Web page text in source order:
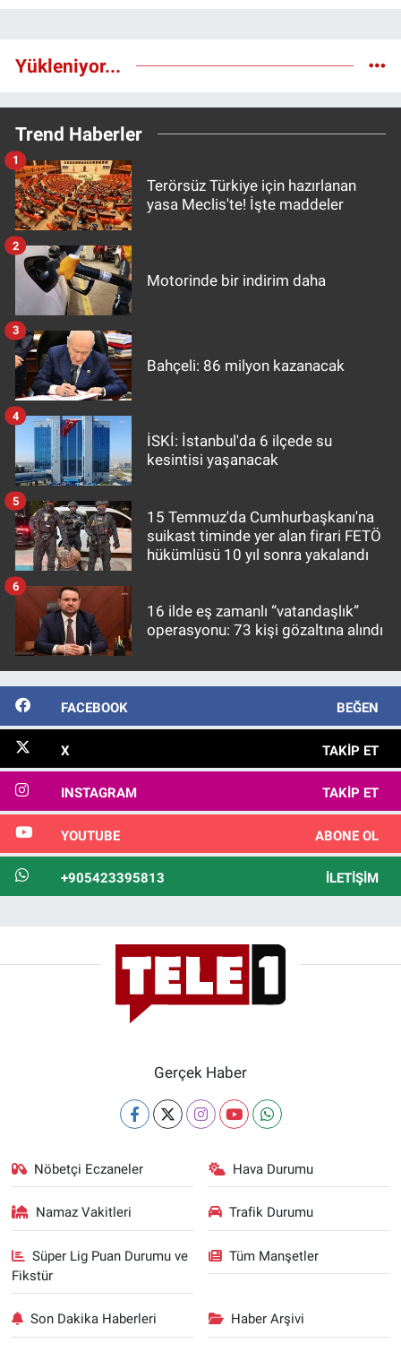
Yükleniyor...
Trend Haberler
Terörsüz Türkiye için hazırlanan
yasa Meclis'te! İşte maddeler
1
Motorinde bir indirim daha
2
Bahçeli: 86 milyon kazanacak
3
İSKİ: İstanbul'da 6 ilçede su
kesintisi yaşanacak
4
15 Temmuz'da Cumhurbaşkanı'na
suikast timinde yer alan firari FETÖ
hükümlüsü 10 yıl sonra yakalandı
5
16 ilde eş zamanlı “vatandaşlık”
operasyonu: 73 kişi gözaltına alındı
6
FACEBOOK BEĞEN
X TAKIP ET
INSTAGRAM TAKIP ET
YOUTUBE ABONE OL
+905423395813 İLETIŞIM
Gerçek Haber
Nöbetçi Eczaneler Hava Durumu
Namaz Vakitleri Trafik Durumu
Süper Lig Puan Durumu ve
Fikstür
Tüm Manşetler
Son Dakika Haberleri Haber Arşivi